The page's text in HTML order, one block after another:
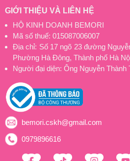
GIỚI THIỆU VÀ LIÊN HỆ
HỘ KINH DOANH BEMORI
Mã số thuế: 015087006007
Địa chỉ: Số 17 ngõ 23 đường
Phường Hà Đông, Thành phố Hà
Người đại diện: Ông Nguyễn Thành
bemori.cskh@gmail.com
0979896616